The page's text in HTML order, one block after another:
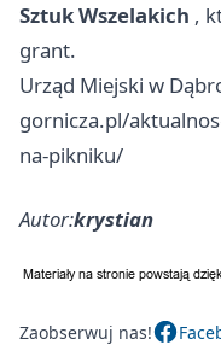
Sztuk Wszelakich ,
grant.
Urząd Miejski w
gornicza.pl/
na-pikniku/
Autor:krystian
Zaobserwuj nas!